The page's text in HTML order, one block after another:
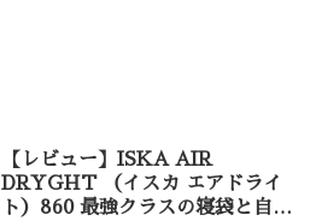
【レビュー】ISKA AIR
DRYGHT （イスカ エアドライ
ト）860 最強クラスの寝袋と自転